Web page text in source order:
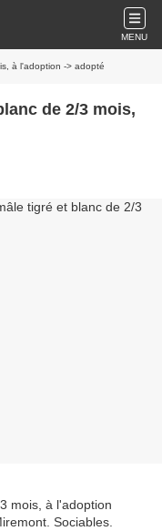
MENU
à l'adoption -> adopté
de 2/3 mois,
mois, à l'adoption
Sociables.